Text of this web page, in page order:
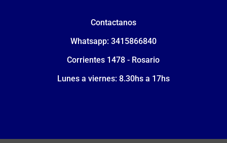
Contactanos
Whatsapp: 3415866840
Corrientes 1478 - Rosario
Lunes a viernes: 8.30hs a 17hs